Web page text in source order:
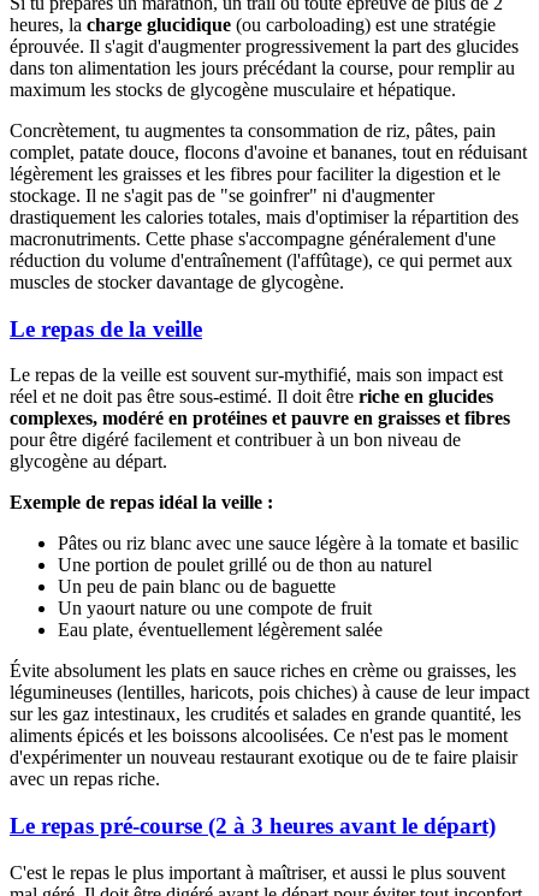
heures, la charge glucidique (ou carboloading) est une stratégie
éprouvée. Il s'agit d'augmenter progressivement la part des glucides
dans ton alimentation les jours précédant la course, pour remplir au
maximum les stocks de glycogène musculaire et hépatique.
Concrètement, tu augmentes ta consommation de riz, pâtes, pain
complet, patate douce, flocons d'avoine et bananes, tout en réduisant
légèrement les graisses et les fibres pour faciliter la digestion et le
stockage. Il ne s'agit pas de "se goinfrer" ni d'augmenter
drastiquement les calories totales, mais d'optimiser la répartition des
macronutriments. Cette phase s'accompagne généralement d'une
réduction du volume d'entraînement (l'affûtage), ce qui permet aux
muscles de stocker davantage de glycogène.
Le repas de la veille
Le repas de la veille est souvent sur-mythifié, mais son impact est
réel et ne doit pas être sous-estimé. Il doit être riche en glucides
complexes, modéré en protéines et pauvre en graisses et fibres
pour être digéré facilement et contribuer à un bon niveau de
glycogène au départ.
Exemple de repas idéal la veille :
Pâtes ou riz blanc avec une sauce légère à la tomate et basilic
Une portion de poulet grillé ou de thon au naturel
Un peu de pain blanc ou de baguette
Un yaourt nature ou une compote de fruit
Eau plate, éventuellement légèrement salée
Évite absolument les plats en sauce riches en crème ou graisses, les
légumineuses (lentilles, haricots, pois chiches) à cause de leur impact
sur les gaz intestinaux, les crudités et salades en grande quantité, les
aliments épicés et les boissons alcoolisées. Ce n'est pas le moment
d'expérimenter un nouveau restaurant exotique ou de te faire plaisir
avec un repas riche.
Le repas pré-course (2 à 3 heures avant le départ)
C'est le repas le plus important à maîtriser, et aussi le plus souvent